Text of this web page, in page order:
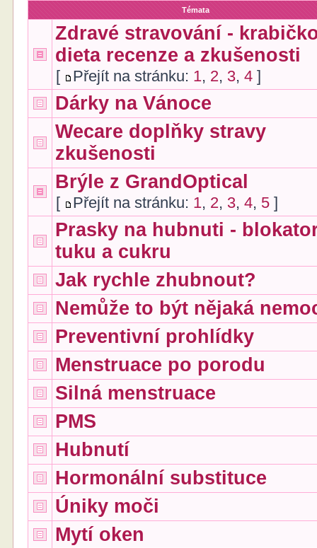
Témata
Zdravé stravování -
dieta recenze a zkušenosti
[ Přejít na stránku: 1, 2, 3,4 ]
Dárky na Vánoce
Wecare doplňky stravy
zkušenosti
Brýle z GrandOptical
[ Přejít na stránku: 1, 2, 3,4, 5 ]
Prasky na hubnuti -
tuku a cukru
Jak rychle zhubnout?
Nemůže to být nějaká
Preventivní prohlídky
Menstruace po porodu
Silná menstruace
PMS
Hubnutí
Hormonální substituce
Úniky moči
Mytí oken